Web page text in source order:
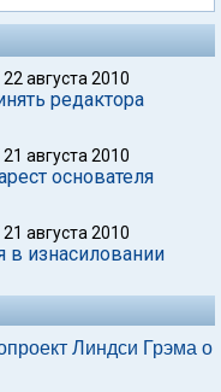
22 августа 2010
редактора
21 августа 2010
основателя
21 августа 2010
в изнасиловании
Линдси Грэма о